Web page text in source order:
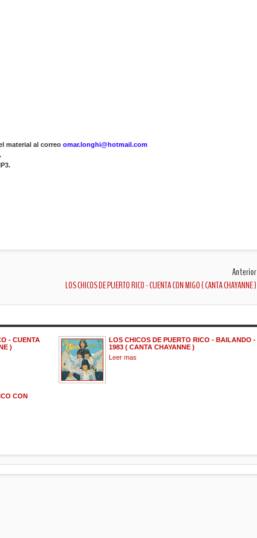
material al correo omar.longhi@hotmail.com
Anterior
LOS CHICOS DE PUERTO RICO - CUENTA CON MIGO ( CANTA CHAYANNE )
- CUENTA
)
LOS CHICOS DE PUERTO RICO - BAILANDO -
1983 ( CANTA CHAYANNE )
Leer mas
CON